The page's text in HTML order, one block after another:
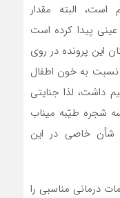
است، البته مقدار
پیدا کرده است
این پرونده در روی
نسبت به خون اطفال
داشت، لذا جنایتی
شجره طیّبه میناب
شأن خاصی در این
درمانی مناسبی را